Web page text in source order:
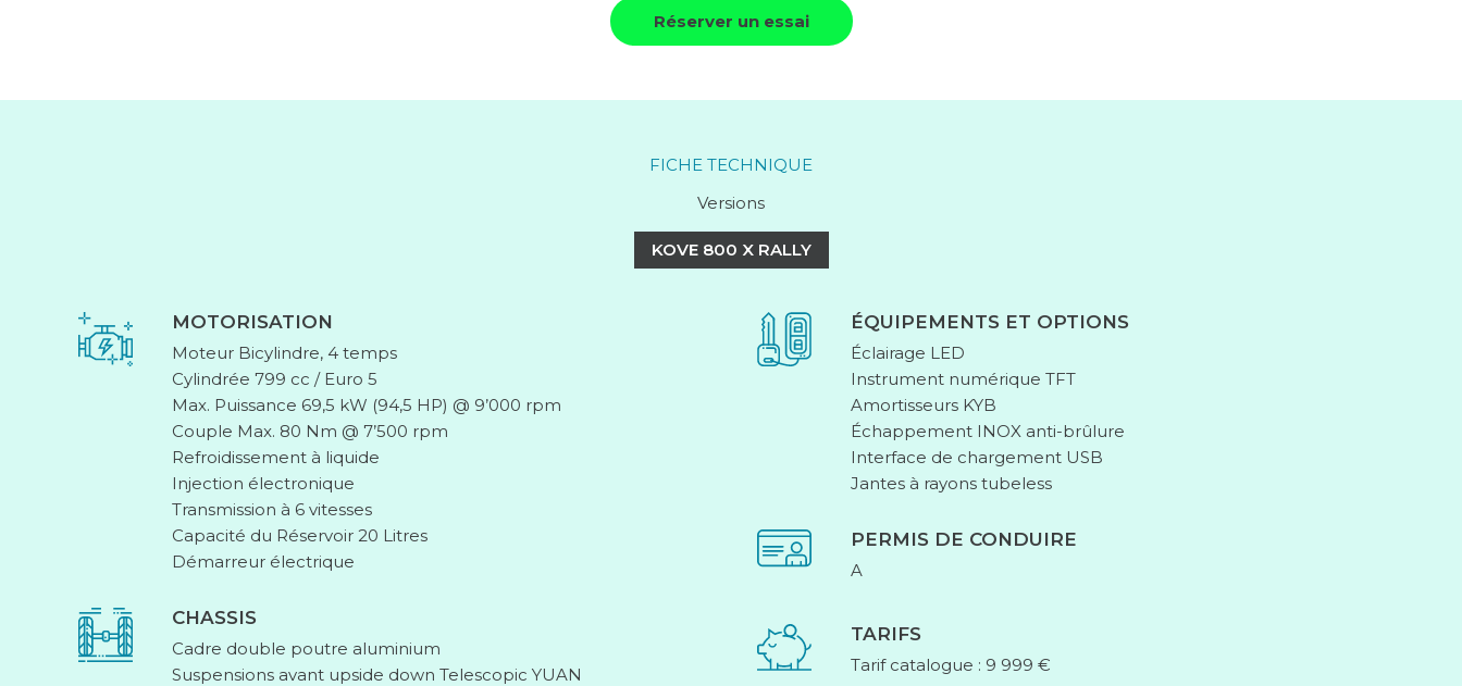
Réserver un essai
FICHE TECHNIQUE
Versions
KOVE 800 X RALLY
MOTORISATION
Moteur Bicylindre, 4 temps
Cylindrée 799 cc / Euro 5
Max. Puissance 69,5 kW (94,5 HP) @ 9’000 rpm
Couple Max. 80 Nm @ 7’500 rpm
Refroidissement à liquide
Injection électronique
Transmission à 6 vitesses
Capacité du Réservoir 20 Litres
Démarreur électrique
CHASSIS
Cadre double poutre aluminium
Suspensions avant upside down Telescopic YUAN
ÉQUIPEMENTS ET OPTIONS
Éclairage LED
Instrument numérique TFT
Amortisseurs KYB
Échappement INOX anti-brûlure
Interface de chargement USB
Jantes à rayons tubeless
PERMIS DE CONDUIRE
A
TARIFS
Tarif catalogue : 9 999 €